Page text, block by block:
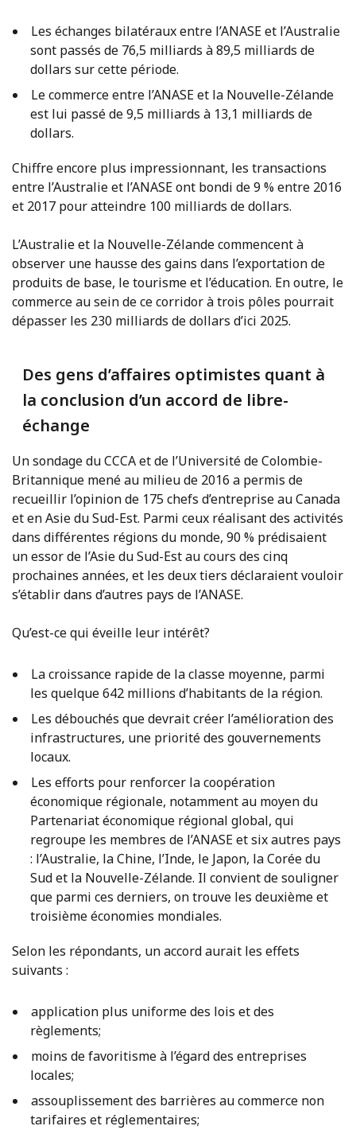
Les échanges bilatéraux entre l’ANASE et l’Australie
sont passés de 76,5 milliards à 89,5 milliards de
dollars sur cette période.
Le commerce entre l’ANASE et la Nouvelle-Zélande
est lui passé de 9,5 milliards à 13,1 milliards de
dollars.
Chiffre encore plus impressionnant, les transactions
entre l’Australie et l’ANASE ont bondi de 9 % entre 2016
et 2017 pour atteindre 100 milliards de dollars.
L’Australie et la Nouvelle-Zélande commencent à
observer une hausse des gains dans l’exportation de
produits de base, le tourisme et l’éducation. En outre, le
commerce au sein de ce corridor à trois pôles pourrait
dépasser les 230 milliards de dollars d’ici 2025.
Des gens d’affaires optimistes quant à
la conclusion d’un accord de libre-
échange
Un sondage du CCCA et de l’Université de Colombie-
Britannique mené au milieu de 2016 a permis de
recueillir l’opinion de 175 chefs d’entreprise au Canada
et en Asie du Sud-Est. Parmi ceux réalisant des activités
dans différentes régions du monde, 90 % prédisaient
un essor de l’Asie du Sud-Est au cours des cinq
prochaines années, et les deux tiers déclaraient vouloir
s’établir dans d’autres pays de l’ANASE.
Qu’est-ce qui éveille leur intérêt?
La croissance rapide de la classe moyenne, parmi
les quelque 642 millions d’habitants de la région.
Les débouchés que devrait créer l’amélioration des
infrastructures, une priorité des gouvernements
locaux.
Les efforts pour renforcer la coopération
économique régionale, notamment au moyen du
Partenariat économique régional global, qui
regroupe les membres de l’ANASE et six autres pays
: l’Australie, la Chine, l’Inde, le Japon, la Corée du
Sud et la Nouvelle-Zélande. Il convient de souligner
que parmi ces derniers, on trouve les deuxième et
troisième économies mondiales.
Selon les répondants, un accord aurait les effets
suivants :
application plus uniforme des lois et des
règlements;
moins de favoritisme à l’égard des entreprises
locales;
assouplissement des barrières au commerce non
tarifaires et réglementaires;